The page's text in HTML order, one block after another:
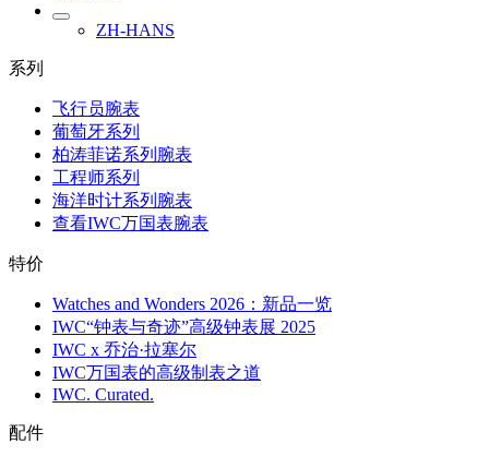
ZH-HANS
系列
飞行员腕表
葡萄牙系列
柏涛菲诺系列腕表
工程师系列
海洋时计系列腕表
查看IWC万国表腕表
特价
Watches and Wonders 2026：新品一览
IWC“钟表与奇迹”高级钟表展 2025
IWC x 乔治·拉塞尔
IWC万国表的高级制表之道
IWC. Curated.
配件